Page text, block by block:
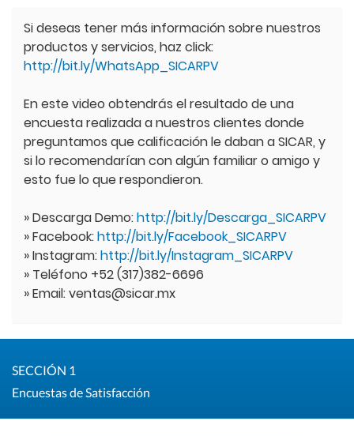
Si deseas tener más información sobre nuestros
productos y servicios, haz click:
http://bit.ly/WhatsApp_SICARPV
En este video obtendrás el resultado de una
encuesta realizada a nuestros clientes donde
preguntamos que calificación le daban a SICAR, y
si lo recomendarían con algún familiar o amigo y
esto fue lo que respondieron.
» Descarga Demo:http://bit.ly/Descarga_SICARPV
» Facebook:http://bit.ly/Facebook_SICARPV
» Instagram:http://bit.ly/Instagram_SICARPV
» Teléfono +52 (317)382-6696
» Email: ventas@sicar.mx
SECCIÓN 1
Encuestas de Satisfacción